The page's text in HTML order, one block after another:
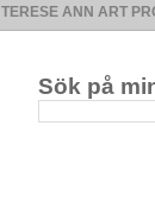
TERESE ANN ART
Sök på